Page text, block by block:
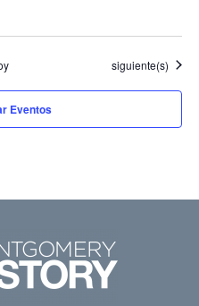
Eventos
siguiente(s)
Eventos